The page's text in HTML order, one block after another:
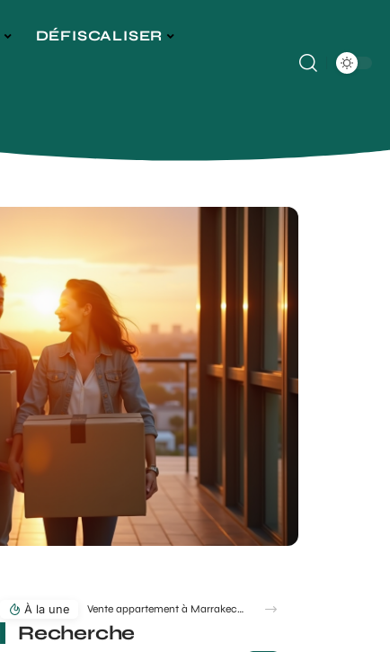
DÉFISCALISER
À la une Vente appartement à Marrakech : quelles erreurs font fuir les acheteurs ?
Recherche